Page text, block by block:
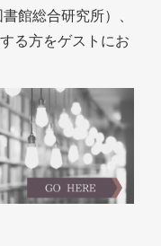
館総合研究所）、
る方をゲストにお